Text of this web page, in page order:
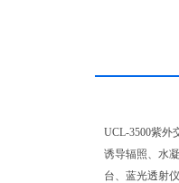
UCL-3500紫外
诱导辐照、水
台、蓝光透射